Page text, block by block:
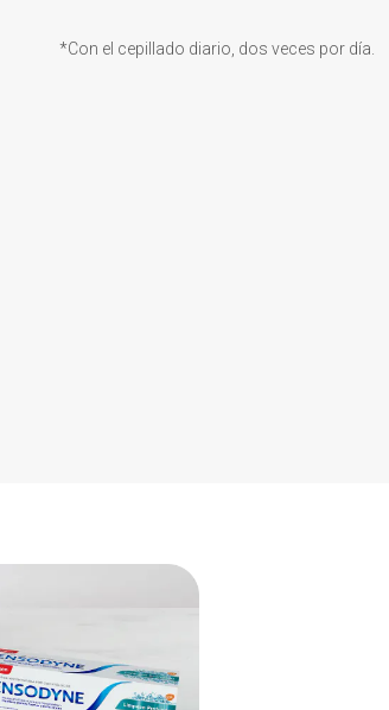
*Con el cepillado diario, dos veces por día.